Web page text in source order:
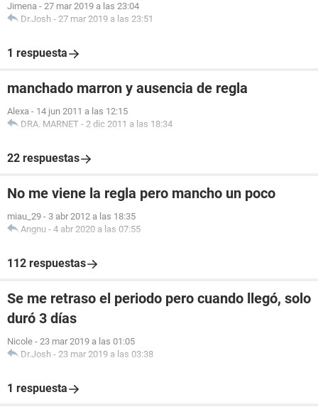
Jimena - 27 mar 2019 a las 23:04
Dr.Josh - 27 mar 2019 a las 23:51
1 respuesta
manchado marron y ausencia de regla
Alexa - 14 jun 2011 a las 12:15
DRA. MARNET - 2 dic 2011 a las 18:34
22 respuestas
No me viene la regla pero mancho un poco
miau_29 - 3 abr 2012 a las 18:35
Angnu - 4 abr 2020 a las 07:55
112 respuestas
Se me retraso el periodo pero cuando llegó, solo
duró 3 días
Nicole - 23 mar 2019 a las 01:05
Dr.Josh - 23 mar 2019 a las 03:38
1 respuesta